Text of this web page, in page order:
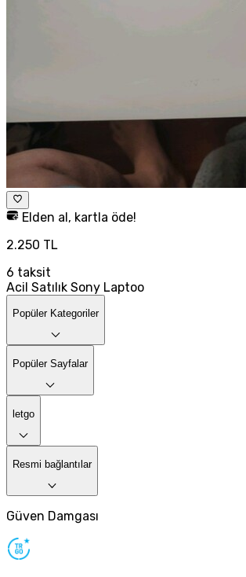
Elden al, kartla öde!
2.250 TL
6 taksit
Acil Satılık Sony Laptoo
Popüler Kategoriler
Popüler Sayfalar
letgo
Resmi bağlantılar
Güven Damgası